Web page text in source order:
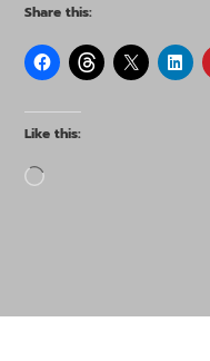
Share this:
Like this:
Loading…